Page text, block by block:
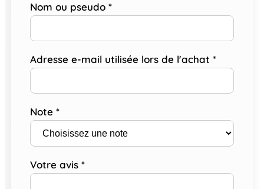
Nom ou pseudo *
Adresse e-mail utilisée lors de l'achat *
Note *
Votre avis *